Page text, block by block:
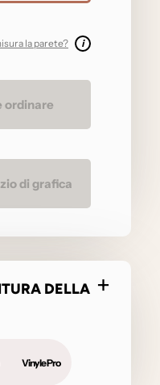
la parete? i
ordinare
di grafica
DELLA
Vinyle Pro